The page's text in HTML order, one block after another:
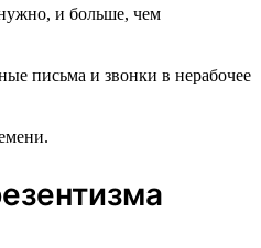
и больше, чем
письма и звонки в нерабочее